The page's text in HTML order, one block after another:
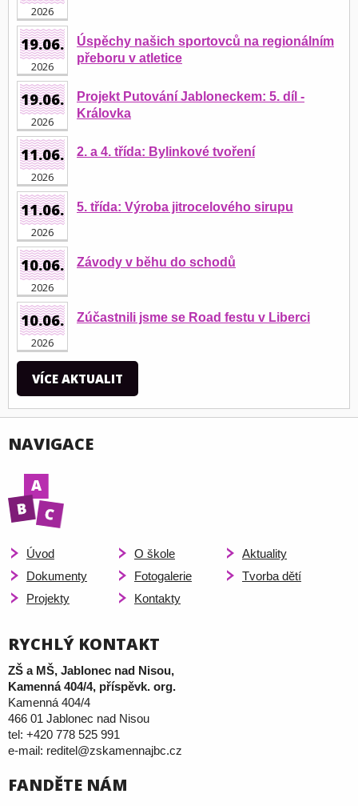
2026
19.06.
2026
Úspěchy našich sportovců na regionálním
přeboru v atletice
19.06.
2026
Projekt Putování Jabloneckem: 5. díl -
Královka
11.06.
2026
2. a 4. třída: Bylinkové tvoření
11.06.
2026
5. třída: Výroba jitrocelového sirupu
10.06.
2026
Závody v běhu do schodů
10.06.
2026
Zúčastnili jsme se Road festu v Liberci
VÍCE AKTUALIT
NAVIGACE
Úvod O škole
Aktuality
Dokumenty
Fotogalerie
Tvorba dětí
Projekty
Kontakty
RYCHLÝ KONTAKT
ZŠ a MŠ, Jablonec nad Nisou,
Kamenná 404/4, příspěvk. org.
Kamenná 404/4
466 01 Jablonec nad Nisou
tel: +420 778 525 991
e-mail: reditel@zskamennajbc.cz
FANDĚTE NÁM